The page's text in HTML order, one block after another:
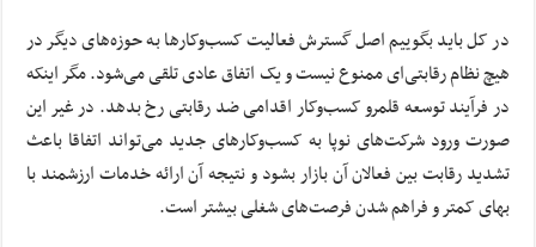
در کل باید بگوییم اصل گسترش فعالیت کسب‌وکارها به حوزه‌های دیگر در
هیچ‌ نظام رقابتی‌ای ممنوع نیست و یک اتفاق عادی تلقی می‌شود. مگر اینکه
در فرآیند توسعه قلمرو کسب‌وکار اقدامی ضد رقابتی رخ بدهد. در غیر این
صورت ورود شرکت‌های نوپا به کسب‌و‌کارهای جدید می‌تواند اتفاقا باعث
تشدید رقابت بین فعالان آن بازار بشود و نتیجه آن ارائه خدمات ارزشمند با
بهای کمتر و فراهم شدن فرصت‌های شغلی بیشتر است.